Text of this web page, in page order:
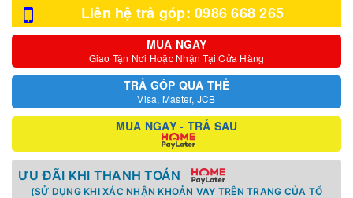
Liên hệ trả góp: 0986 668 265
MUA NGAY
Giao Tận Nơi Hoặc Nhận Tại Cửa Hàng
TRẢ GÓP QUA THẺ
Visa, Master, JCB
MUA NGAY - TRẢ SAU
ƯU ĐÃI KHI THANH TOÁN
(SỬ DỤNG KHI XÁC NHẬN KHOẢN VAY TRÊN TRANG CỦA TỔ